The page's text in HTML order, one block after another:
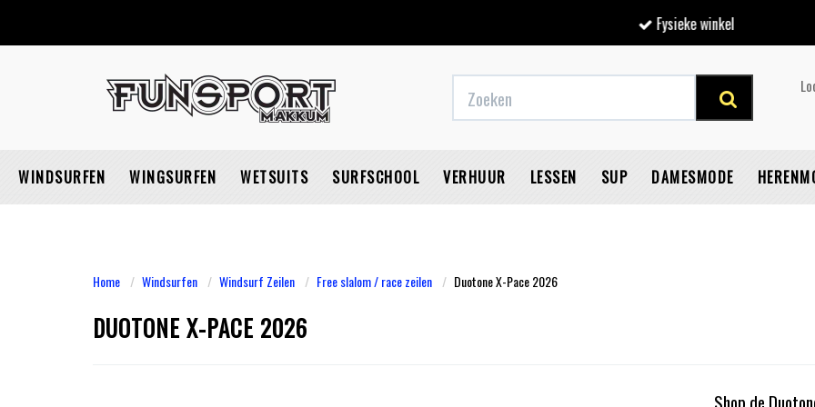
Fysieke winkel
WINDSURFEN WINGSURFEN WETSUITS SURFSCHOOL VERHUUR LESSEN SUP DAMESMODE
Home Windsurfen Windsurf Zeilen Free slalom / race zeilen Duotone X-Pace 2026
DUOTONE X-PACE 2026
Shop de